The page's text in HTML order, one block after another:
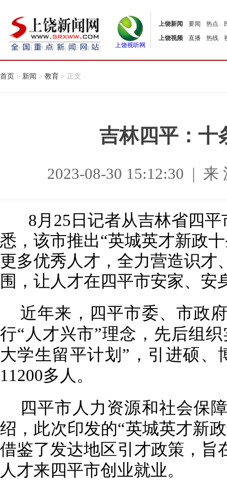
上饶视听网
上饶新闻 要闻 热点
上饶视频
直播 热线
首页 > 新闻 > 教育 > 正文
吉林四平：十
2023-08-30 15:12:30 |
8月25日记者从吉林省四平
悉，该市推出“英城英才新政
更多优秀人才，全力营造识才
围，让人才在四平市安家、安
近年来，四平市委、市政
行“人才兴市”理念，先后组
大学生留平计划”，引进硕、
11200多人。
四平市人力资源和社会保
绍，此次印发的“英城英才新
借鉴了发达地区引才政策，旨
人才来四平市创业就业。